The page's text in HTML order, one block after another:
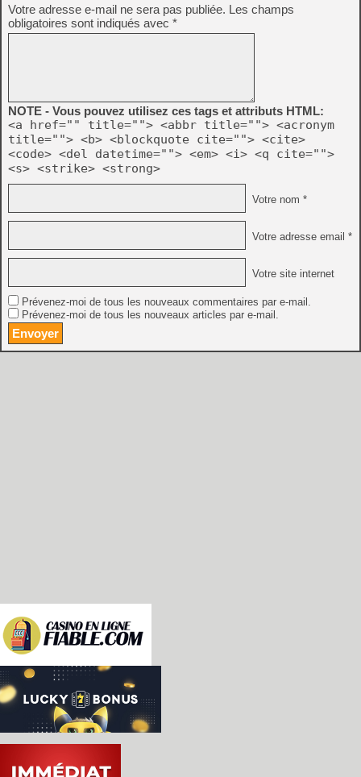
Votre adresse e-mail ne sera pas publiée. Les champs
obligatoires sont indiqués avec *
NOTE - Vous pouvez utilisez ces tags et attributs HTML:
<a href="" title=""> <abbr title=""> <acronym
title=""> <b> <blockquote cite=""> <cite>
<code> <del datetime=""> <em> <i> <q cite="">
<s> <strike> <strong>
Votre nom *
Votre adresse email *
Votre site internet
Prévenez-moi de tous les nouveaux commentaires par e-mail.
Prévenez-moi de tous les nouveaux articles par e-mail.